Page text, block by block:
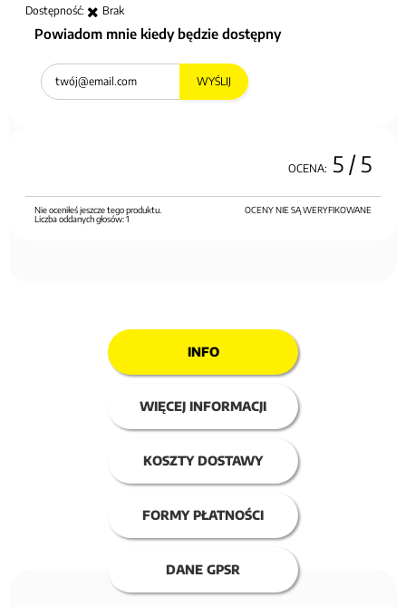
Dostępność: Brak
Powiadom mnie kiedy będzie dostępny
WYŚLIJ
OCENA: 5 / 5
OCENY NIE SĄ WERYFIKOWANE
Nie oceniłeś jeszcze tego produktu.
Liczba oddanych głosów:1
INFO
WIĘCEJ INFORMACJI
KOSZTY DOSTAWY
FORMY PŁATNOŚCI
DANE GPSR